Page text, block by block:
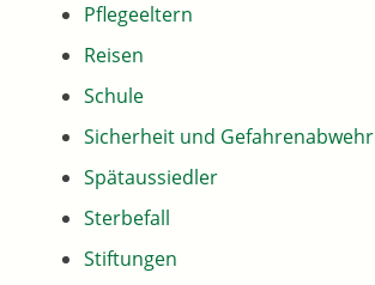
Pflegeeltern
Reisen
Schule
Sicherheit und Gefahrenabwehr
Spätaussiedler
Sterbefall
Stiftungen